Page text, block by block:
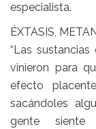
especialista.
ÉXTASIS,
“Las
vinieron para
efecto
sacándoles
gente